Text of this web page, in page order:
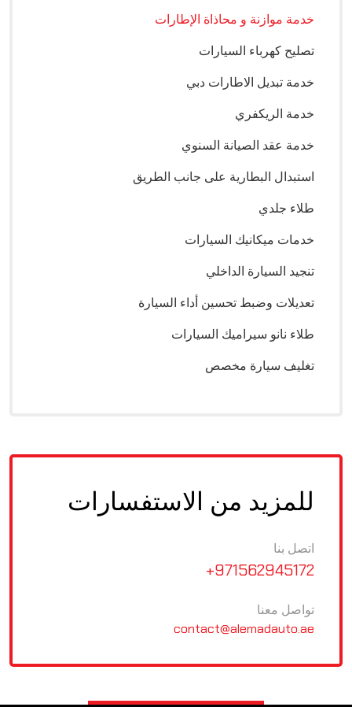
خدمة موازنة و محاذاة الإطارات
تصليح كهرباء السيارات
خدمة تبديل الاطارات دبي
خدمة الريكفري
خدمة عقد الصيانة السنوي
استبدال البطارية على جانب الطريق
طلاء جلدي
خدمات ميكانيك السيارات
تنجيد السيارة الداخلي
تعديلات وضبط تحسين أداء السيارة
طلاء نانو سيراميك السيارات
تغليف سيارة مخصص
للمزيد من الاستفسارات
اتصل بنا
+971562945172
تواصل معنا
contact@alemadauto.ae